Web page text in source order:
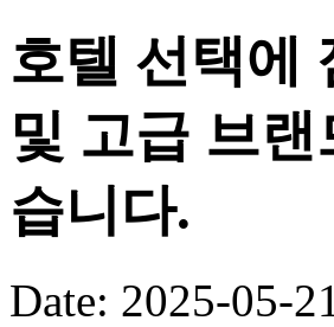
호텔 선택에
및 고급 브
습니다.
Date: 2025-05-21